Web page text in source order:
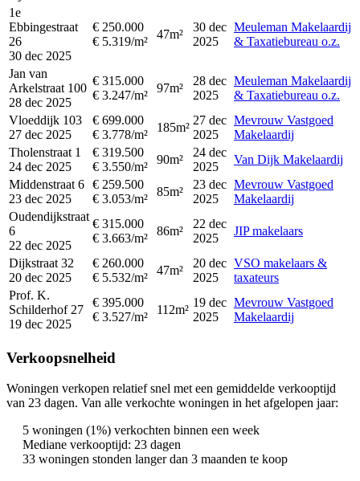
1e
Ebbingestraat
26
30 dec 2025
€ 250.000
€ 5.319/m²
47m²
30 dec
2025
Meuleman Makelaardij
& Taxatiebureau o.z.
Jan van
Arkelstraat 100
28 dec 2025
€ 315.000
€ 3.247/m²
97m²
28 dec
2025
Meuleman Makelaardij
& Taxatiebureau o.z.
Vloeddijk 103
27 dec 2025
€ 699.000
€ 3.778/m²
185m²
27 dec
2025
Mevrouw Vastgoed
Makelaardij
Tholenstraat 1
24 dec 2025
€ 319.500
€ 3.550/m²
90m²
24 dec
2025
Van Dijk Makelaardij
Middenstraat 6
23 dec 2025
€ 259.500
€ 3.053/m²
85m²
23 dec
2025
Mevrouw Vastgoed
Makelaardij
Oudendijkstraat
6
22 dec 2025
€ 315.000
€ 3.663/m²
86m²
22 dec
2025
JIP makelaars
Dijkstraat 32
20 dec 2025
€ 260.000
€ 5.532/m²
47m²
20 dec
2025
VSO makelaars &
taxateurs
Prof. K.
Schilderhof 27
19 dec 2025
€ 395.000
€ 3.527/m²
112m²
19 dec
2025
Mevrouw Vastgoed
Makelaardij
Verkoopsnelheid
Woningen verkopen relatief snel met een gemiddelde verkooptijd
van 23 dagen. Van alle verkochte woningen in het afgelopen jaar:
5 woningen (1%) verkochten binnen een week
Mediane verkooptijd: 23 dagen
33 woningen stonden langer dan 3 maanden te koop